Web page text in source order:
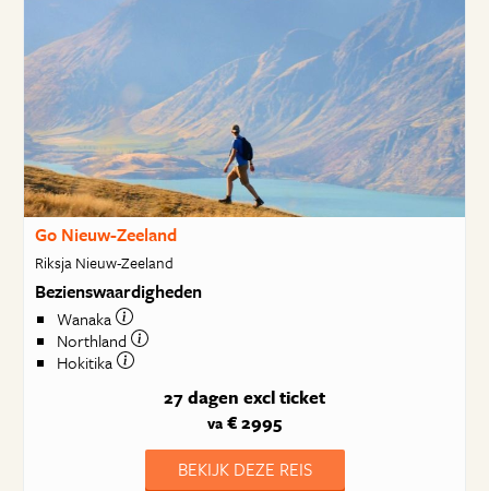
Go Nieuw-Zeeland
Riksja Nieuw-Zeeland
Bezienswaardigheden
Wanaka
Northland
Hokitika
27 dagen excl ticket
va € 2995
BEKIJK DEZE REIS